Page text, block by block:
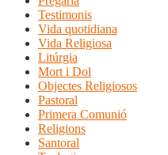
Testimonis
Vida quotidiana
Vida Religiosa
Litúrgia
Mort i Dol
Objectes Religiosos
Pastoral
Primera Comunió
Religions
Santoral